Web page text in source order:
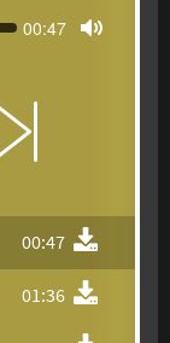
Current
00:47
00:47
01:36